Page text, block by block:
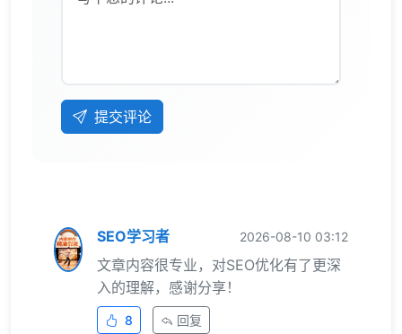
提交评论
SEO学习者 2026-08-10 03:12
文章内容很专业，对SEO优化有了更深
入的理解，感谢分享！
8 回复